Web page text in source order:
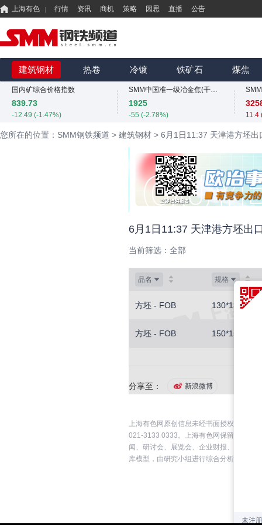
上海有色 行情 资讯 商机 策略 因思 直播 公告
建筑钢材 热卷 冷镀 铁矿石 煤焦
国内矿综合价格指数
839.73
-12.49 (-1.47%)
815
0 (0.00%)
国内矿综合价格指数
839.73
-12.49 (-1.47%)
815
3034
SMM中国准一级冶金焦(干熄)价格指数
1925
-55 (-2.78%)
3034
1925
-55 (-2.78%)
SMM中国螺纹钢价格指数
3034
11.4
11.4
0
您所在的位置：SMM钢铁频道 > 建筑钢材 > 6月1日11:37 天津港方坯出
6月1日11:37 天津港方坯出
当前筛选： 全部
品名 规格
方坯 - FOB 130*130
方坯 - FOB 150*150
分享至： 新浪微博
上海有色网原创信息未经书面授权，禁止
021-3133 0333。上海有色网保留追究侵
闻、研讨会、展览会、企业财报、券商报
库模型，由研究小组进行综合分析和合理